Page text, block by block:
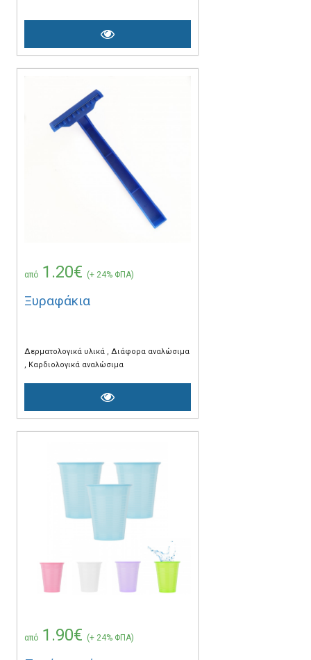
από 1.20€ (+ 24% ΦΠΑ)
Ξυραφάκια
Δερματολογικά υλικά
Διάφορα αναλώσιμα
Καρδιολογικά αναλώσιμα
από 1.90€ (+ 24% ΦΠΑ)